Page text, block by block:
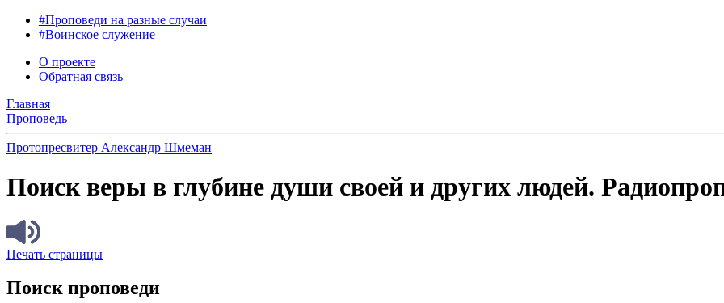
#Проповеди на разные случаи
#Воинское служение
О проекте
Обратная связь
Главная
Проповедь
Протопресвитер Александр Шмеман
Поиск веры в глубине души своей и других людей.
Печать страницы
Поиск проповеди